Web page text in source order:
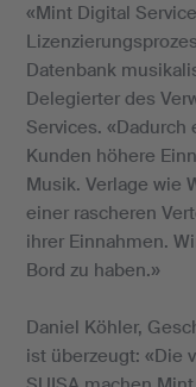
«Mint Digital
Datenbank
Delegierter des
Services.
Kunden höhere
Musik. Verlage wie
einer rascheren
ihrer Einnahmen.
Bord zu haben.»
Daniel Köhler,
ist überzeugt: «Die